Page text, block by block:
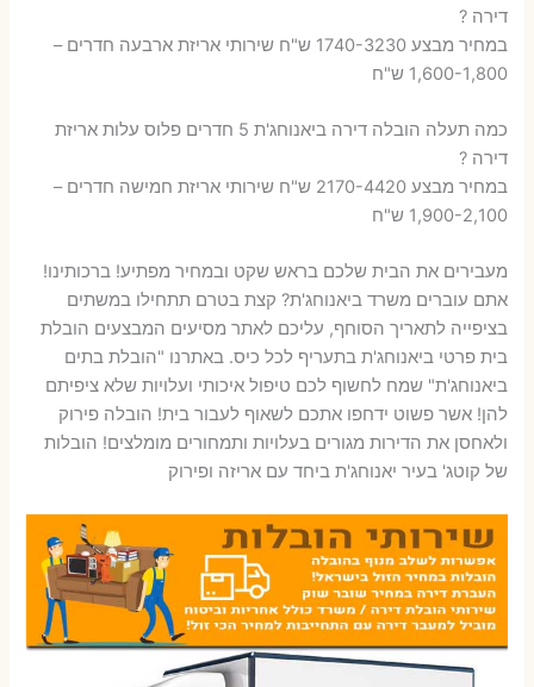
דירה ?
במחיר מבצע 1740-3230 ש"ח שירותי אריזת ארבעה חדרים –
1,600-1,800 ש"ח
כמה תעלה הובלה דירה ביאנוחג'ת 5 חדרים פלוס עלות אריזת
דירה ?
במחיר מבצע 2170-4420 ש"ח שירותי אריזת חמישה חדרים –
1,900-2,100 ש"ח
מעבירים את הבית שלכם בראש שקט ובמחיר מפתיע! ברכותינו!
אתם עוברים משרד ביאנוחג'ת? קצת בטרם תתחילו במשתים
בציפייה לתאריך הסוחף, עליכם לאתר מסיעים המבצעים הובלת
בית פרטי ביאנוחג'ת בתעריף לכל כיס. באתרנו "הובלת בתים
ביאנוחג'ת" שמח לחשוף לכם טיפול איכותי ועלויות שלא ציפיתם
להן! אשר פשוט ידחפו אתכם לשאוף לעבור בית! הובלה פירוק
ולאחסן את הדירות מגורים בעלויות ותמחורים מומלצים! הובלות
של קוטג' בעיר יאנוחג'ת ביחד עם אריזה ופירוק